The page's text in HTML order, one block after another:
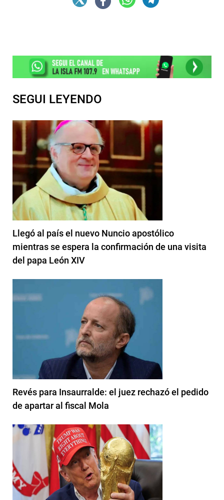
SEGUI LEYENDO
Llegó al país el nuevo Nuncio apostólico
mientras se espera la confirmación de una visita
del papa León XIV
Revés para Insaurralde: el juez rechazó el pedido
de apartar al fiscal Mola